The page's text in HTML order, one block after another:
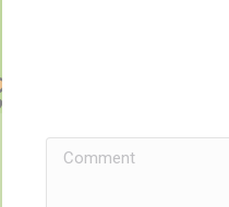
Comment